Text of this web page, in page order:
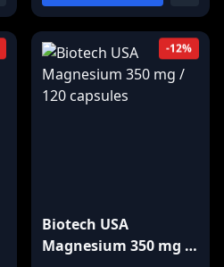
-12%
Biotech USA
Magnesium 350 mg /